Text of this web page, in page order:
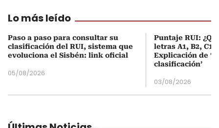
Lo más leído
Paso a paso para consultar su
clasificación del RUI, sistema que
evoluciona el Sisbén: link oficial
05/08/2026
Puntaje RUI:
letras A1, B2, C1
Explicación de
clasificación’
03/08/2026